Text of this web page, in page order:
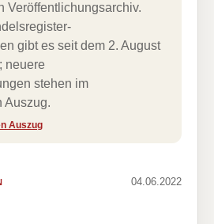
Veröffentlichungsarchiv.
gibt es seit dem 2. August
neuere
stehen im
Auszug.
Auszug
04.06.2022